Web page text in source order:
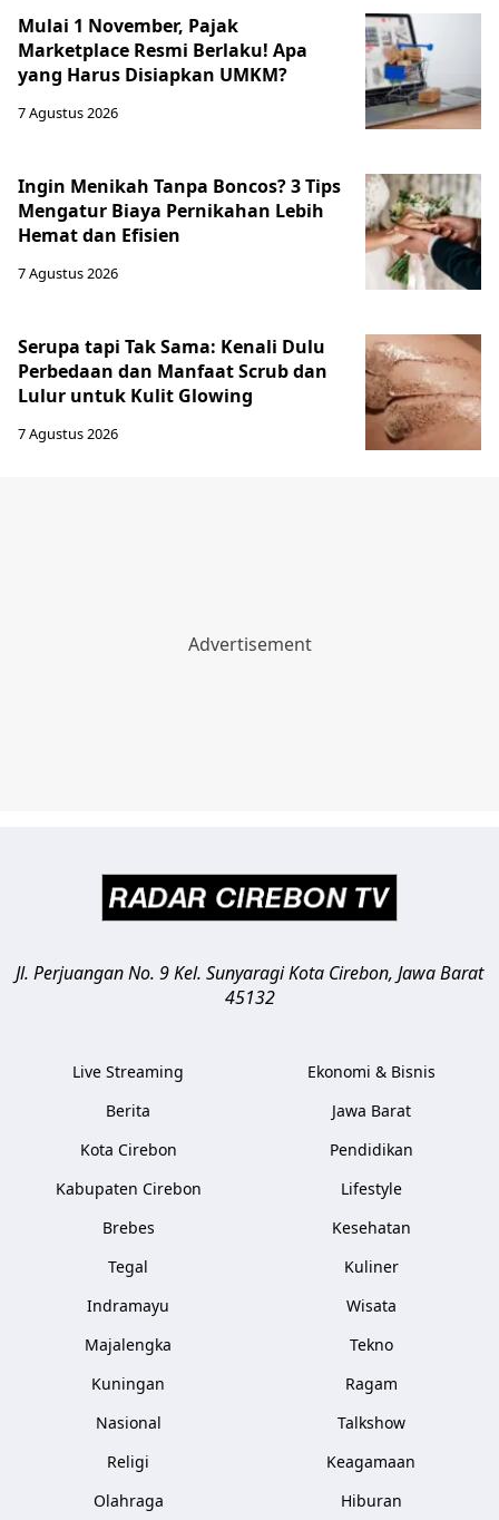
Mulai 1 November, Pajak
Marketplace Resmi Berlaku! Apa
yang Harus Disiapkan UMKM?
7 Agustus 2026
Ingin Menikah Tanpa Boncos? 3 Tips
Mengatur Biaya Pernikahan Lebih
Hemat dan Efisien
7 Agustus 2026
Serupa tapi Tak Sama: Kenali Dulu
Perbedaan dan Manfaat Scrub dan
Lulur untuk Kulit Glowing
7 Agustus 2026
Jl. Perjuangan No. 9 Kel. SunyaragiKota Cirebon, Jawa Barat
45132
Live Streaming
Berita
Kota Cirebon
Kabupaten Cirebon
Brebes
Tegal
Indramayu
Majalengka
Kuningan
Nasional
Religi
Olahraga
Ekonomi & Bisnis
Jawa Barat
Pendidikan
Lifestyle
Kesehatan
Kuliner
Wisata
Tekno
Ragam
Talkshow
Keagamaan
Hiburan